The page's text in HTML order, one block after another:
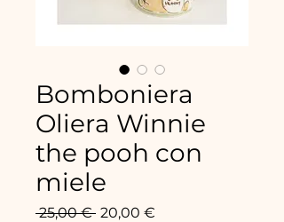
Bomboniera
Oliera Winnie
the pooh con
miele
25,00 € Precio
20,00 €